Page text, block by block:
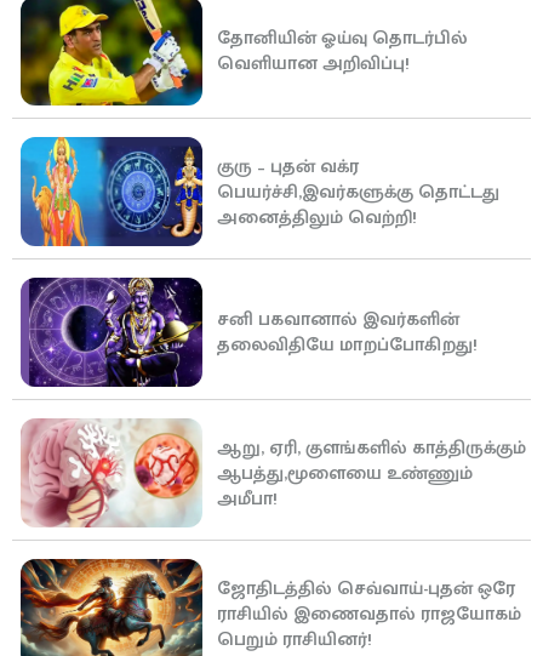
தோனியின் ஓய்வு தொடர்பில்
வெளியான அறிவிப்பு!
குரு – புதன் வக்ர
பெயர்ச்சி,இவர்களுக்கு தொட்டது
அனைத்திலும் வெற்றி!
சனி பகவானால் இவர்களின்
தலைவிதியே மாறப்போகிறது!
ஆறு, ஏரி, குளங்களில் காத்திருக்கும்
ஆபத்து,மூளையை உண்ணும்
அமீபா!
ஜோதிடத்தில் செவ்வாய்-புதன் ஒரே
ராசியில் இணைவதால் ராஜயோகம்
பெறும் ராசியினர்!